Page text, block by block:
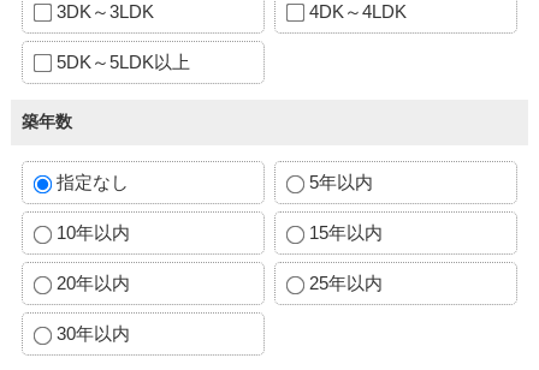
3DK～3LDK 4DK～4LDK
5DK～5LDK以上
築年数
指定なし 5年以内
10年以内 15年以内
20年以内 25年以内
30年以内